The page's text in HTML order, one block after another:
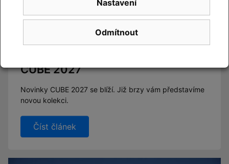
CUBE 2027
Novinky CUBE 2027 se blíží. Již brzy vám představíme
novou kolekci.
Číst článek
Odmítnout
Nastavení